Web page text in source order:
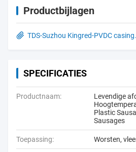
Productbijlagen
TDS-Suzhou Kingred-PVDC
SPECIFICATIES
Productnaam:
Levendige
Plastic
Sausages
Toepassing: Worsten,